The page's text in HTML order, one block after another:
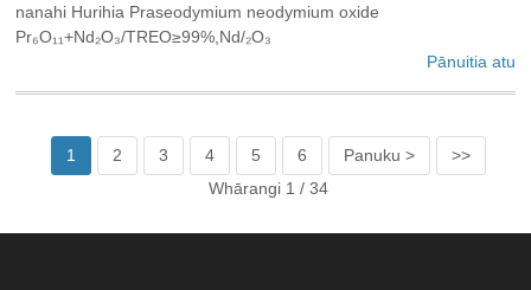
nanahi Hurihia Praseodymium neodymium oxide
Pr₆O₁₁+Nd₂O₃/TREO≥99%,Nd/₂O₃
Pānuitia atu
1 2 3 4 5 6 Panuku >
>>
Whārangi 1 / 34